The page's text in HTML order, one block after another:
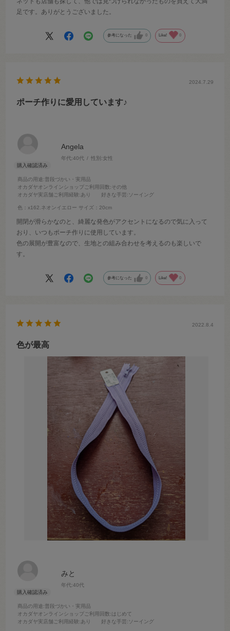
足です。ありがとうございました。
参考になった 0 Like! 0
Angela
年代:40代 性別:女性
商品の用途:普段づかい・実用品
オカダヤオンラインショップご利用回数:その他
オカダヤ実店舗ご利用経験:あり 好きな手芸:ソーイング
色：x162.ネオンイエロー サイズ：20cm
2024.7.29
ポーチ作りに愛用しています♪
開閉が滑らかなのと、綺麗な発色がアクセントになるので気に入って
おり、いつもポーチ作りに使用しています。
色の展開が豊富なので、生地との組み合わせを考えるのも楽しいで
す。
参考になった 0 Like! 0
みと
年代:40代
商品の用途:普段づかい・実用品
オカダヤオンラインショップご利用回数:はじめて
オカダヤ実店舗ご利用経験:あり 好きな手芸:ソーイング
2022.8.4
色が最高